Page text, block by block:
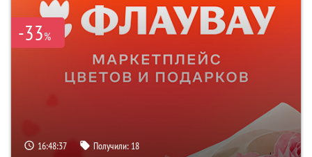
-33%
16:48:36 Получили: 18